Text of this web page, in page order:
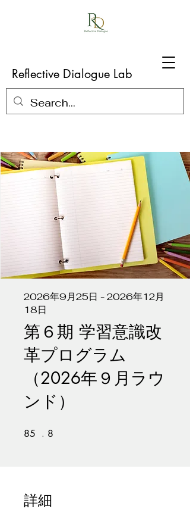
Reflective Dialogue Lab
第６期 学習意識改
革プログラム
（2026年９月ラウ
ンド）
2026年9月25日 - 2026年12月
18日
85 85 undefined
8
詳細